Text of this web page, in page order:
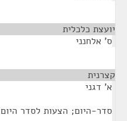
יועצת כלכלית
ס' אלחנני
קצרנית
א' דגני
סדר-היום; הצעות לסדר היום